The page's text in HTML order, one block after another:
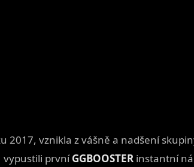
2017, vznikla z vášně a nadšení
vypustili prvníGGBOOSTER instantní